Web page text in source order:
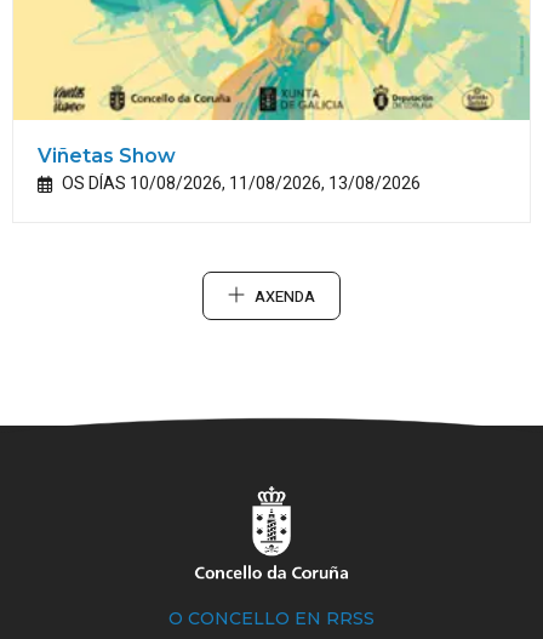
Viñetas Show
OS DÍAS 10/08/2026, 11/08/2026, 13/08/2026
AXENDA
O CONCELLO EN RRSS